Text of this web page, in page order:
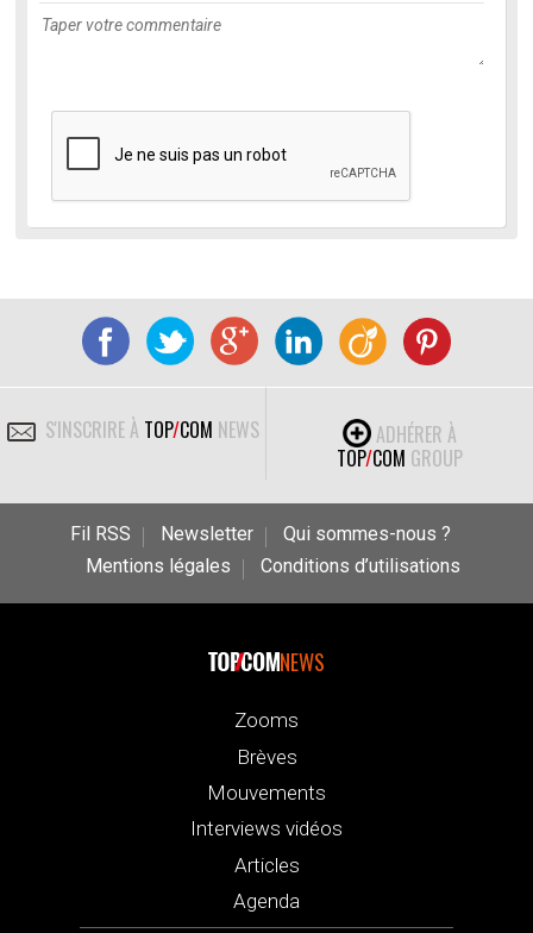
S'INSCRIRE À TOP/COM NEWS
ADHÉRER À
TOP/COM GROUP
Fil RSS Newsletter
Qui sommes-nous ?
Mentions légales
Conditions d’utilisations
NEWS
Zooms
Brèves
Mouvements
Interviews vidéos
Articles
Agenda